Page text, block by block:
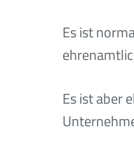
Es ist
Es ist aber